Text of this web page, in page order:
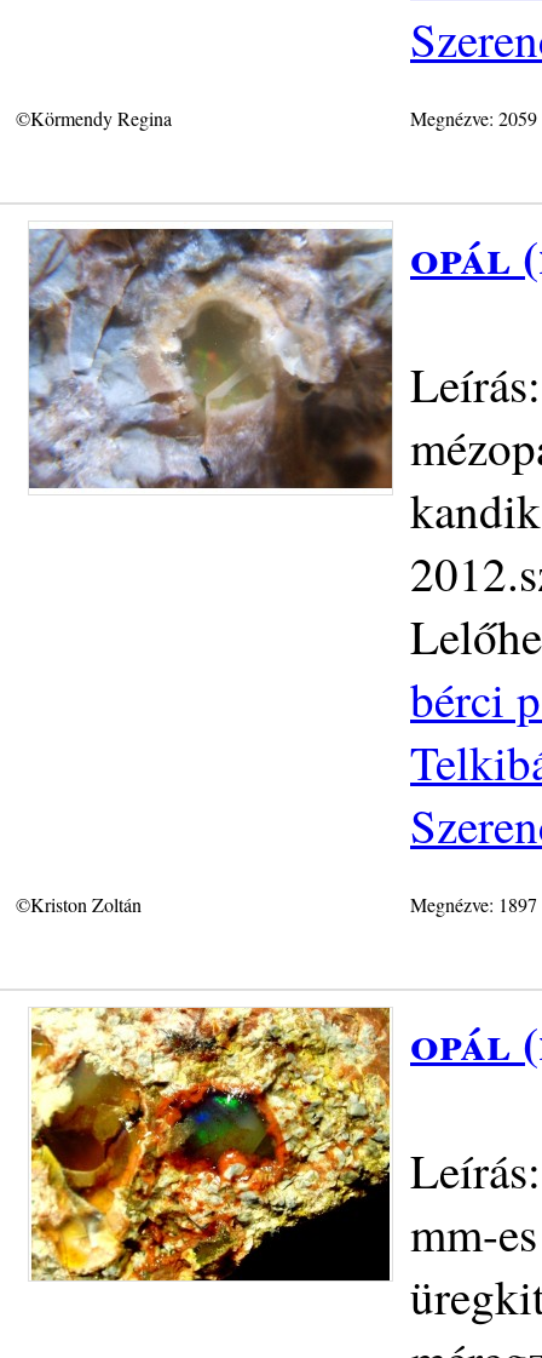
©Körmendy Regina Megnézve:
opál
bérci
©Kriston Zoltán Megnézve:
opál
mm-